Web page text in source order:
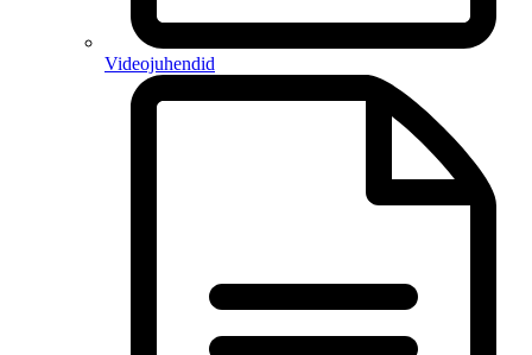
Videojuhendid